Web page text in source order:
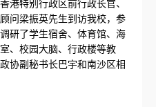
港特别行政区前行政长官、
问梁振英先生到访我校，参
研了学生宿舍、体育馆、海
、校园大脑、行政楼等教
协副秘书长巴宇和南沙区相